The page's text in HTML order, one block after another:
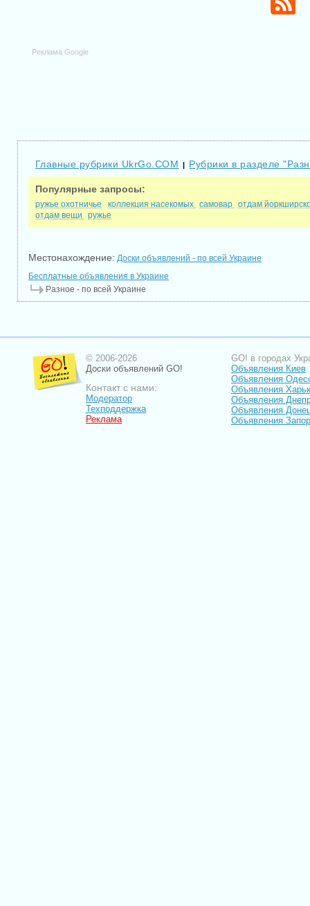
Реклама Google
Главные рубрики UkrGo.COM | Рубрики в разделе
Популярные запросы:
ружье охотничье коллекция насекомых самовар отдам
отдам вещи
ружье
Местонахождение: Доски объявлений - по всей Украине
Бесплатные объявления в Украине
Разное - по всей Украине
© 2006-2026
Доски объявлений GO!
Контакт с нами:
Модератор
Техподдержка
Реклама
GO! в городах
Объявления Киев
Объявления
Объявления
Объявления
Объявления
Объявления